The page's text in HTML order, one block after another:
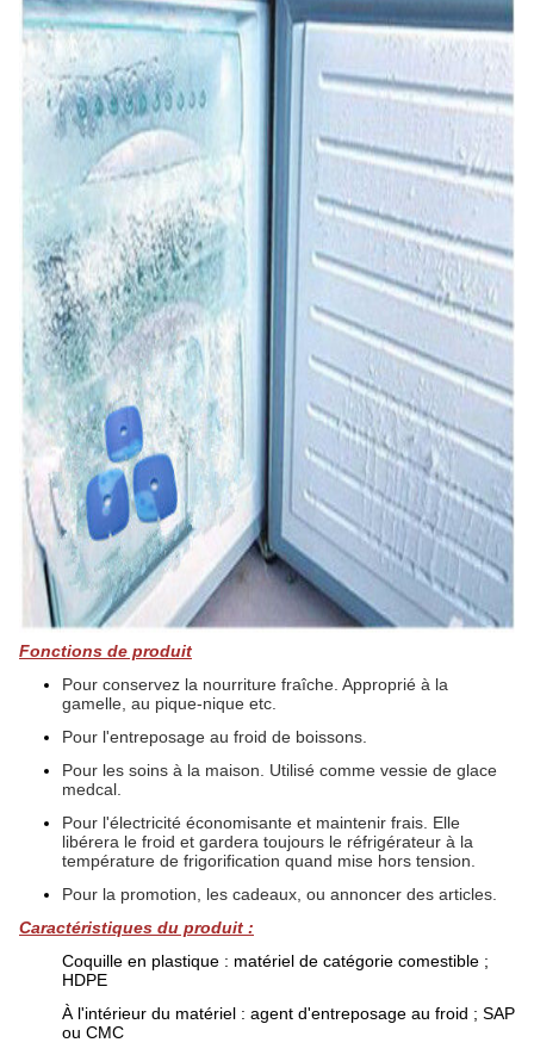
Fonctions de produit
Pour conservez la nourriture fraîche. Approprié à la
gamelle, au pique-nique etc.
Pour l'entreposage au froid de boissons.
Pour les soins à la maison. Utilisé comme vessie de glace
medcal.
Pour l'électricité économisante et maintenir frais. Elle
libérera le froid et gardera toujours le réfrigérateur à la
température de frigorification quand mise hors tension.
Pour la promotion, les cadeaux, ou annoncer des articles.
Caractéristiques du produit :
Coquille en plastique : matériel de catégorie comestible ;
HDPE
À l'intérieur du matériel : agent d'entreposage au froid ; SAP
ou CMC